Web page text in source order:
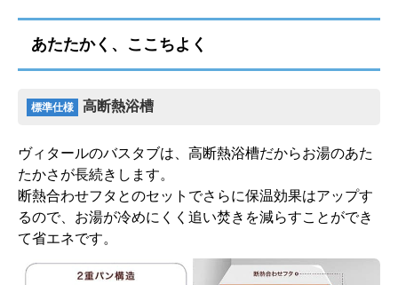
あたたかく、ここちよく
標準仕様 高断熱浴槽
ヴィタールのバスタブは、高断熱浴槽だからお湯のあた
たかさが長続きします。
断熱合わせフタとのセットでさらに保温効果はアップす
るので、お湯が冷めにくく追い焚きを減らすことができ
て省エネです。